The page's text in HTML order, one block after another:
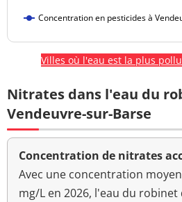
Concentration en pesticides à
Villes où l'eau est la plus
Nitrates dans l'eau du
Vendeuvre-sur-Barse
Concentration de nitrates
Avec une concentration
mg/L en 2026, l'eau du